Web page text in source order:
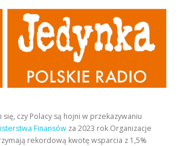
REFERENCJE O MNIE
się, czy Polacy są hojni w przekazywaniu
Finansów za 2023 rok Organizacje
rekordową kwotę wsparcia z 1,5%